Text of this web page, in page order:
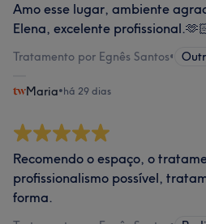
Amo esse lugar, ambiente
Elena, excelente
Tratamento por Egnês Santos•
Maria•há 29 dias
Recomendo o espaço, o
profissionalismo possível,
forma.